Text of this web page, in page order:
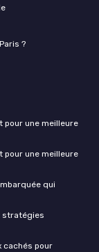
?
pour une meilleure
pour une meilleure
qui
stratégies
cachés pour